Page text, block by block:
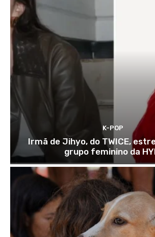
K-POP
Irmã de Jihyo, do TWICE,
grupo feminino da